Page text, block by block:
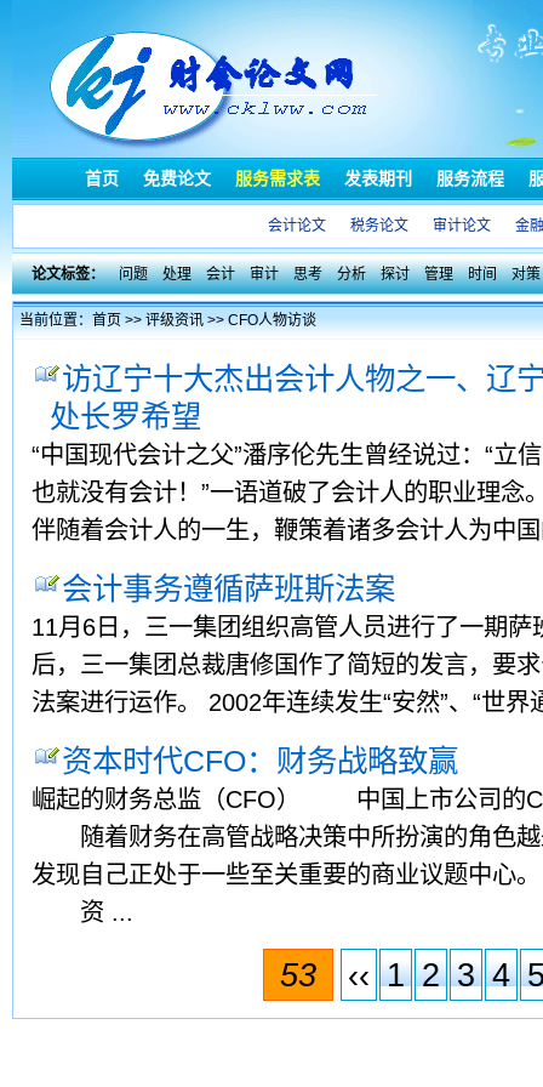
首页 免费论文 服务需求表 发表期刊 服务流程
会计论文 税务论文 审计论文 金
论文标签： 问题 处理 会计 审计 思考 分析 探讨 管理 时间 对策
当前位置：首页>>评级资讯>>CFO人物访谈
访辽宁十大杰出会计人物之一、辽
处长罗希望
“中国现代会计之父”潘序伦先生曾经说过：“立
也就没有会计！”一语道破了会计人的职业理念
伴随着会计人的一生，鞭策着诸多会计人为中
会计事务遵循萨班斯法案
11月6日，三一集团组织高管人员进行了一期
后，三一集团总裁唐修国作了简短的发言，要
法案进行运作。 2002年连续发生“安然”、“世界
资本时代CFO：财务战略致赢
崛起的财务总监（CFO） 中国上市公司的
随着财务在高管战略决策中所扮演的角色越
发现自己正处于一些至关重要的商业议题中
资 ...
53 ‹‹ 1 2 3 4